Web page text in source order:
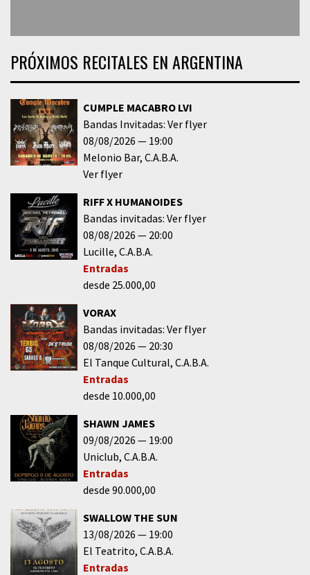
PRÓXIMOS RECITALES EN ARGENTINA
CUMPLE MACABRO LVI
Bandas Invitadas: Ver flyer
08/08/2026
19:00
Melonio Bar C.A.B.A.
Ver flyer
RIFF X HUMANOIDES
Bandas invitadas: Ver flyer
08/08/2026
20:00
Lucille C.A.B.A.
Entradas
desde 25.000,00
VORAX
Bandas invitadas: Ver flyer
08/08/2026
20:30
El Tanque Cultural C.A.B.A.
Entradas
desde 10.000,00
SHAWN JAMES
09/08/2026
19:00
Uniclub C.A.B.A.
Entradas
desde 90.000,00
SWALLOW THE SUN
13/08/2026
19:00
El Teatrito C.A.B.A.
Entradas